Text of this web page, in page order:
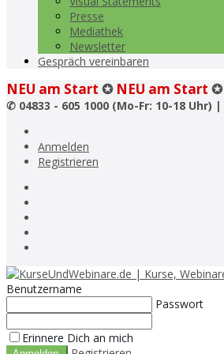
Presse
Mediathek
Newsletter
Gespräch vereinbaren
NEU am Start ✪ NEU am Start ✪
✆ 04833 - 605 1000 (Mo-Fr: 10-18 Uhr) |
Anmelden
Registrieren
Benutzername
Passwort
Erinnere Dich an mich